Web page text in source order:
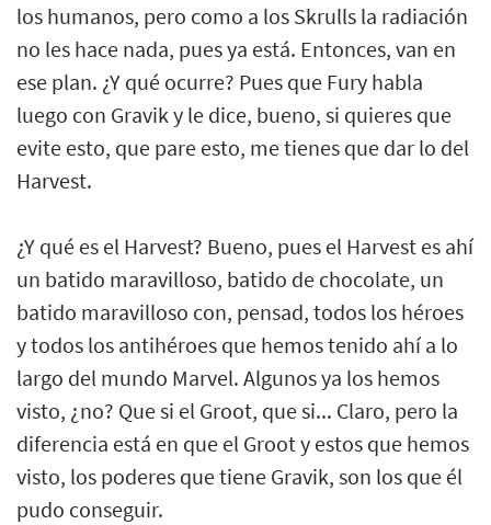
los humanos, pero como a los Skrulls la radiación
no les hace nada, pues ya está. Entonces, van en
ese plan. ¿Y qué ocurre? Pues que Fury habla
luego con Gravik y le dice, bueno, si quieres que
evite esto, que pare esto, me tienes que dar lo del
Harvest.
¿Y qué es el Harvest? Bueno, pues el Harvest es ahí
un batido maravilloso, batido de chocolate, un
batido maravilloso con, pensad, todos los héroes
y todos los antihéroes que hemos tenido ahí a lo
largo del mundo Marvel. Algunos ya los hemos
visto, ¿no? Que si el Groot, que si... Claro, pero la
diferencia está en que el Groot y estos que hemos
visto, los poderes que tiene Gravik, son los que él
pudo conseguir.